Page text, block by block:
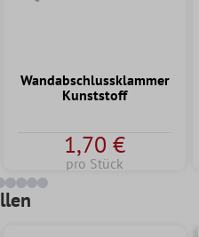
Wandabschlussklammer
Kunststoff
1,70 €
pro Stück